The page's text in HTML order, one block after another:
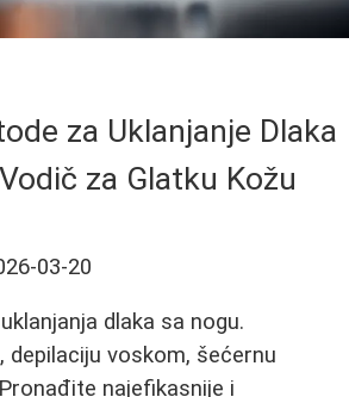
za Uklanjanje Dlaka
za Glatku Kožu
03-20
dlaka sa nogu.
depilaciju voskom, šećernu
najefikasnije i